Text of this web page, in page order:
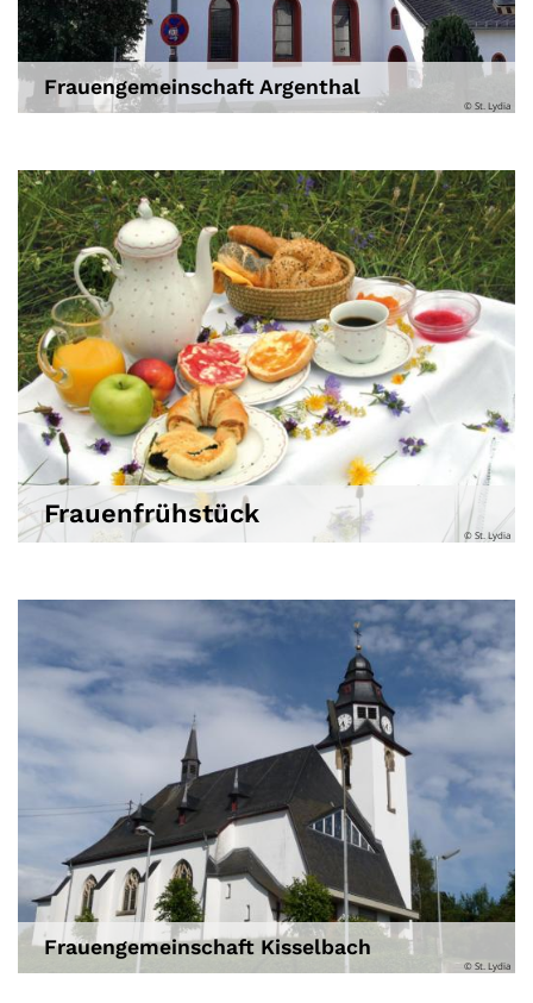
Frauengemeinschaft Argenthal
© St. Lydia
Frauenfrühstück
© St. Lydia
Frauengemeinschaft Kisselbach
© St. Lydia